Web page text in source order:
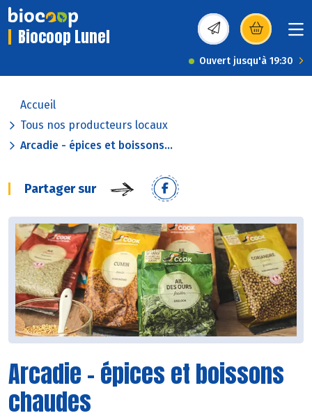
Biocoop Lunel (s’ouvre dans une
Ouvert jusqu'à 19:30
Accueil
Tous nos producteurs locaux
Arcadie - épices et boissons...
Partager sur
Arcadie - épices et boissons
chaudes